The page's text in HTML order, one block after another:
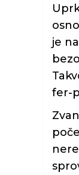
je
fer-